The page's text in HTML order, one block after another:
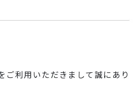
ご利用いただきまして誠にあり